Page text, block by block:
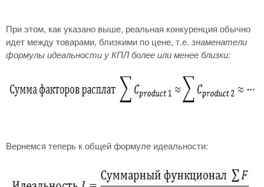
При этом, как указано выше, реальная конкуренция обычно
идет между товарами, близкими по цене, т.е. знаменатели
формулы идеальности у КПЛ более или менее близки:
Вернемся теперь к общей формуле идеальности: